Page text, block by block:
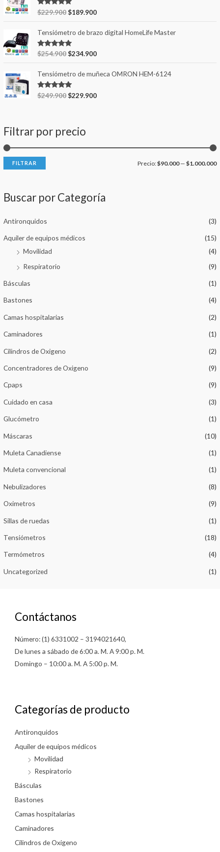
Valorado en
5.00
$229.900$189.900
Tensiómetro de brazo digital HomeLife Master
Valorado en
$254.900$234.900
Tensiómetro de muñeca OMRON HEM-6124
Valorado en
5.00
$249.900$229.900
Filtrar por precio
FILTRAR Precio:$90.000— $1.000.000
Buscar por Categoría
Antironquidos (3)
Aquiler de equipos médicos
(15)
Movilidad
(4)
Respiratorio
(9)
Básculas (1)
Bastones (4)
Camas hospitalarias (2)
Caminadores (1)
Cilindros de Oxigeno (2)
Concentradores de Oxigeno (9)
Cpaps (9)
Cuidado en casa (3)
Glucómetro (1)
Máscaras (10)
Muleta Canadiense (1)
Muleta convencional (1)
Nebulizadores (8)
Oximetros (9)
Sillas de ruedas (1)
Tensiómetros (18)
Termómetros (4)
Uncategorized (1)
Contáctanos
Número: (1) 6331002 – 3194021640,
De lunes a sábado de 6:00 a. M. A 9:00 p. M.
Domingo – 10:00 a. M. A 5:00 p. M.
Categorías de producto
Antironquidos
Aquiler de equipos médicos
Movilidad
Respiratorio
Básculas
Bastones
Camas hospitalarias
Caminadores
Cilindros de Oxigeno